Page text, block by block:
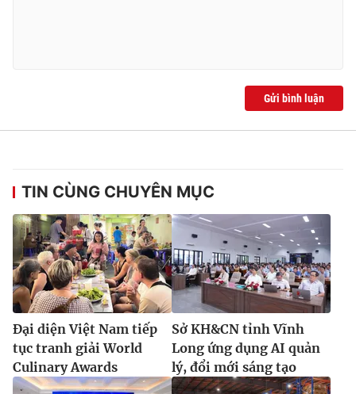
Gửi bình luận
TIN CÙNG CHUYÊN MỤC
Đại diện Việt Nam tiếp
tục tranh giải World
Culinary Awards
Sở KH&CN tỉnh Vĩnh
Long ứng dụng AI quản
lý, đổi mới sáng tạo